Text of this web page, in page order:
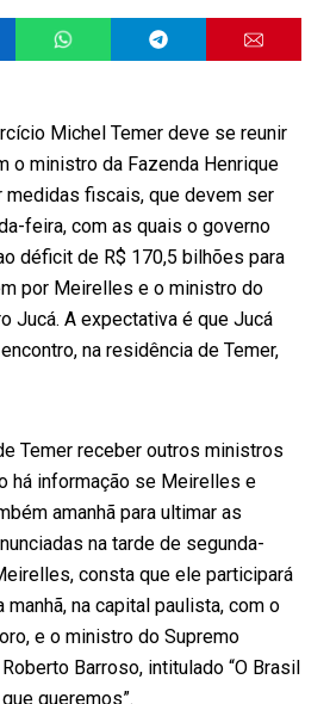
Michel Temer deve se reunir
o ministro da Fazenda Henrique
fiscais, que devem ser
feira, com as quais o governo
déficit de R$ 170,5 bilhões para
por Meirelles e o ministro do
Jucá. A expectativa é que Jucá
na residência de Temer,
Temer receber outros ministros
há informação se Meirelles e
amanhã para ultimar as
na tarde de segunda-
consta que ele participará
na capital paulista, com o
e o ministro do Supremo
Barroso, intitulado “O Brasil
queremos”.